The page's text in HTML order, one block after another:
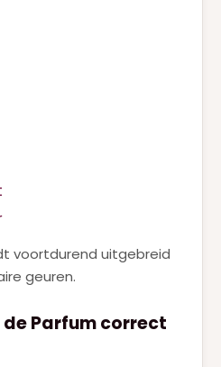
voortdurend uitgebreid
geuren.
de Parfum correct